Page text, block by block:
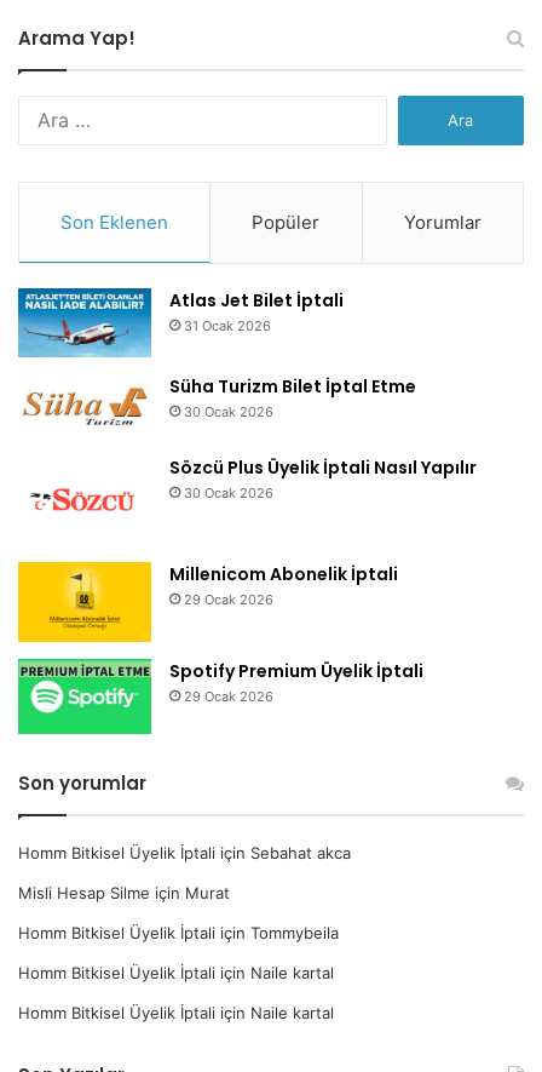
Arama Yap!
Son Eklenen Popüler Yorumlar
Atlas Jet Bilet İptali
31 Ocak 2026
Süha Turizm Bilet İptal Etme
30 Ocak 2026
Sözcü Plus Üyelik İptali Nasıl Yapılır
30 Ocak 2026
Millenicom Abonelik İptali
29 Ocak 2026
Spotify Premium Üyelik İptali
29 Ocak 2026
Son yorumlar
Homm Bitkisel Üyelik İptali için Sebahat akca
Misli Hesap Silme için Murat
Homm Bitkisel Üyelik İptali için Tommybeila
Homm Bitkisel Üyelik İptali için Naile kartal
Homm Bitkisel Üyelik İptali için Naile kartal